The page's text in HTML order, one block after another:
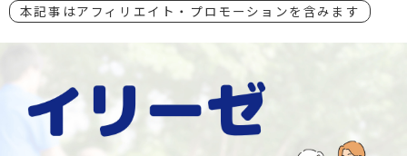
本記事はアフィリエイト・プロモーションを含みます